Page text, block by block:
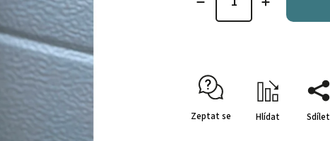
Zeptat se Hlídat Sdílet